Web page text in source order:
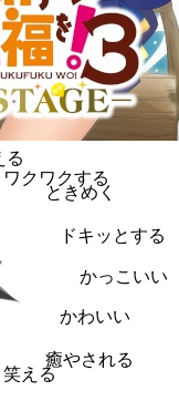
る
ワクワクする
ときめく
ドキッとする
かっこいい
かわいい
癒やされる
笑える